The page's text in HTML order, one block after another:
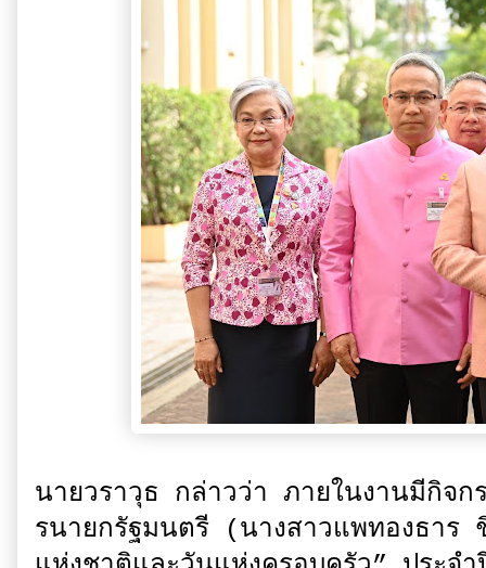
นายวราวุธ กล่าวว่า ภายในงานมีกิจ
รนายกรัฐมนตรี (นางสาวแพทองธาร